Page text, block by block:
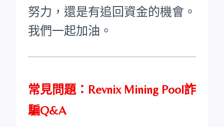
努力，還是有追回資金的機會。
我們一起加油。
常見問題：Revnix Mining Pool詐
騙Q&A